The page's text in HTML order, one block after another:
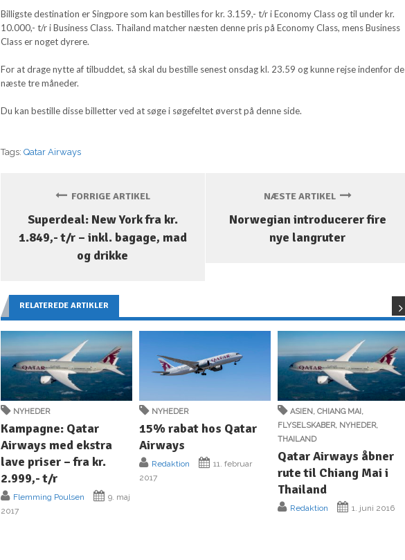
Billigste destination er Singpore som kan bestilles for kr. 3.159,- t/r i Economy Class og til under kr.
10.000,- t/r i Business Class. Thailand matcher næsten denne pris på Economy Class, mens Business
Class er noget dyrere.
For at drage nytte af tilbuddet, så skal du bestille senest onsdag kl. 23.59 og kunne rejse indenfor de
næste tre måneder.
Du kan bestille disse billetter ved at søge i søgefeltet øverst på denne side.
Tags:Qatar Airways
FORRIGE ARTIKEL
Superdeal: New York fra kr.
1.849,- t/r – inkl. bagage, mad
og drikke
NÆSTE ARTIKEL
Norwegian introducerer fire
nye langruter
RELATEREDE ARTIKLER
NYHEDER
Kampagne: Qatar
Airways med ekstra
lave priser – fra kr.
2.999,- t/r
Flemming Poulsen
9. maj
2017
NYHEDER
15% rabat hos Qatar
Airways
Redaktion
11. februar
2017
ASIEN ,CHIANG MAI ,
FLYSELSKABER, NYHEDER,
THAILAND
Qatar Airways åbner
rute til Chiang Mai i
Thailand
Redaktion 1. juni 2016